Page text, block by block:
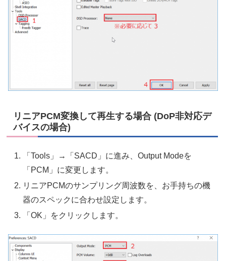
リニアPCM変換して再生する場合 (DoP非対応デ
バイスの場合)
「Tools」→「SACD」に進み、Output Modeを
「PCM」に変更します。
リニアPCMのサンプリング周波数を、お手持ちの機
器のスペックに合わせ設定します。
「OK」をクリックします。